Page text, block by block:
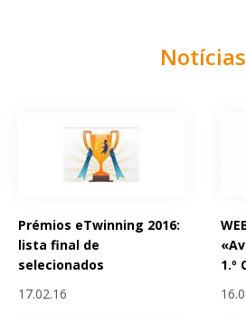
Notícias
Prémios eTwinning 2016:
lista final de
selecionados
17.02.16
1.º
Páginas